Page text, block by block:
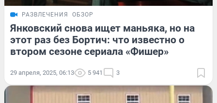
РАЗВЛЕЧЕНИЯ ОБЗОР
Янковский снова ищет маньяка, но на
этот раз без Бортич: что известно о
втором сезоне сериала «Фишер»
29 апреля, 2025, 06:13 5 941 3